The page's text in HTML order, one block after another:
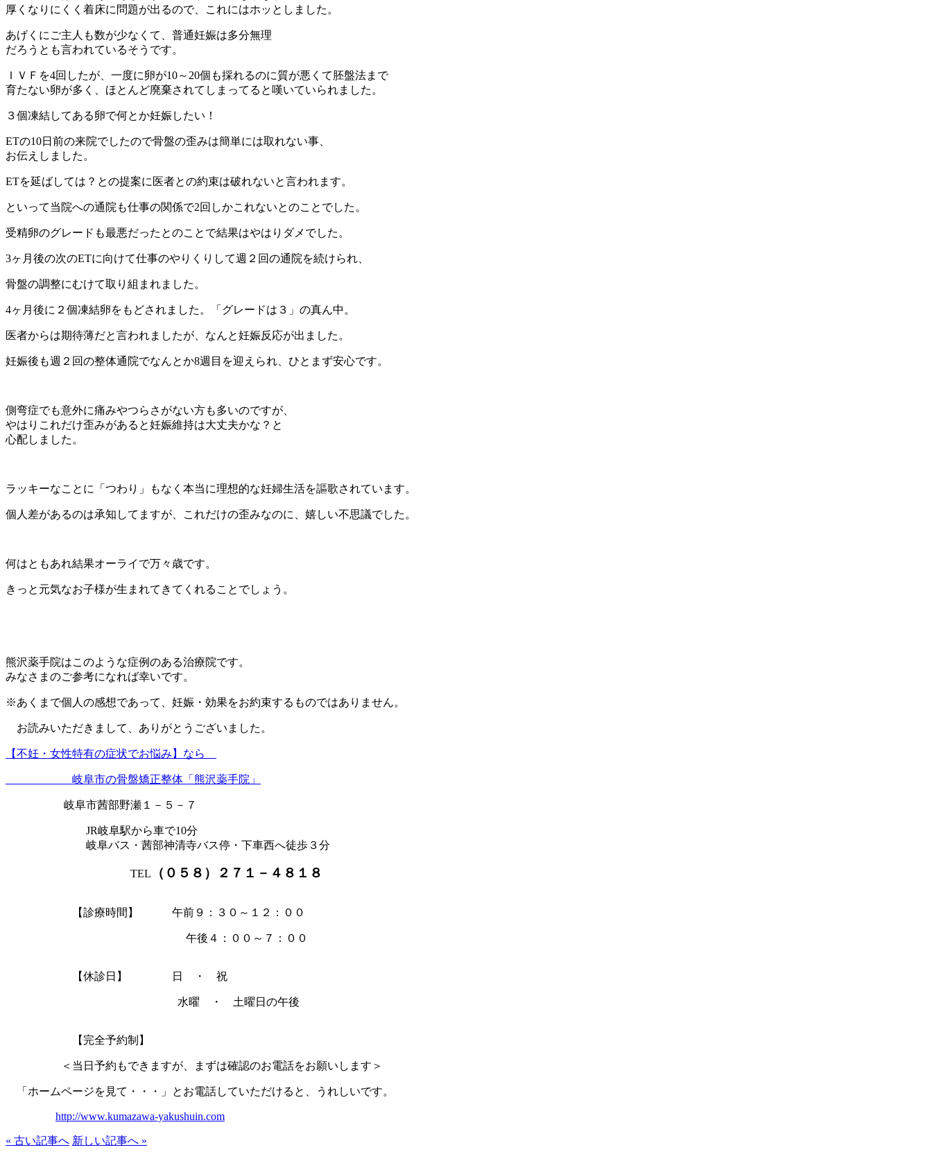
厚くなりにくく着床に問題が出るので、これにはホッとしました。
あげくにご主人も数が少なくて、普通妊娠は多分無理
だろうとも言われているそうです。
ＩＶＦを4回したが、一度に卵が10～20個も採れるのに質が悪くて胚盤法まで
育たない卵が多く、ほとんど廃棄されてしまってると嘆いていられました。
３個凍結してある卵で何とか妊娠したい！
ETの10日前の来院でしたので骨盤の歪みは簡単には取れない事、
お伝えしました。
ETを延ばしては？との提案に医者との約束は破れないと言われます。
といって当院への通院も仕事の関係で2回しかこれないとのことでした。
受精卵のグレードも最悪だったとのことで結果はやはりダメでした。
3ヶ月後の次のETに向けて仕事のやりくりして週２回の通院を続けられ、
骨盤の調整にむけて取り組まれました。
4ヶ月後に２個凍結卵をもどされました。「グレードは３」の真ん中。
医者からは期待薄だと言われましたが、なんと妊娠反応が出ました。
妊娠後も週２回の整体通院でなんとか8週目を迎えられ、ひとまず安心です。
側弯症でも意外に痛みやつらさがない方も多いのですが、
やはりこれだけ歪みがあると妊娠維持は大丈夫かな？と
心配しました。
ラッキーなことに「つわり」もなく本当に理想的な妊婦生活を謳歌されています。
個人差があるのは承知してますが、これだけの歪みなのに、嬉しい不思議でした。
何はともあれ結果オーライで万々歳です。
きっと元気なお子様が生まれてきてくれることでしょう。
熊沢薬手院はこのような症例のある治療院です。
みなさまのご参考になれば幸いです。
※あくまで個人の感想であって、妊娠・効果をお約束するものではありません。
お読みいただきまして、ありがとうございました。
【不妊・女性特有の症状でお悩み】なら
岐阜市の骨盤矯正整体「熊沢薬手院」
岐阜市茜部野瀬１－５－７
JR岐阜駅から車で10分
岐阜バス・茜部神清寺バス停・下車西へ徒歩３分
TEL （０５８）２７１－４８１８
【診療時間】 午前９：３０～１２：００
午後４：００～７：００
【休診日】 日 ・ 祝
水曜 ・ 土曜日の午後
【完全予約制】
＜当日予約もできますが、まずは確認のお電話をお願いします＞
「ホームページを見て・・・」とお電話していただけると、うれしいです。
http://www.kumazawa-yakushuin.com
« 古い記事へ 新しい記事へ »